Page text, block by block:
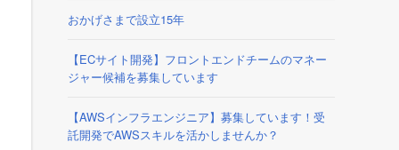
おかげさまで設立15年
【ECサイト開発】フロントエンドチームのマネー
ジャー候補を募集しています
【AWSインフラエンジニア】募集しています！受
託開発でAWSスキルを活かしませんか？